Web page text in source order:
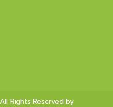
Rights Reserved by